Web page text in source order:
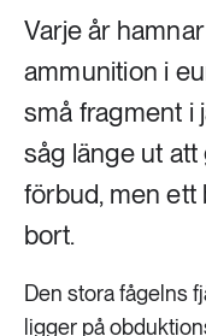
Varje år
ammunition i
små fragment i
såg länge ut
förbud, men ett
bort.
Den stora fågelns
ligger på